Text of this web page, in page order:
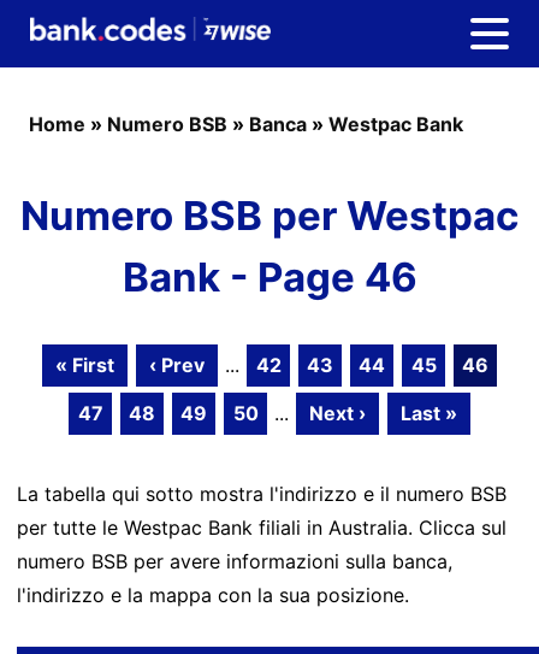
Home » Numero BSB » Banca » Westpac Bank
Numero BSB per Westpac
Bank - Page 46
« First ‹ Prev ... 42 43 44 45
46
47
48 49 50 ... Next › Last »
La tabella qui sotto mostra l'indirizzo e il numero BSB
per tutte le Westpac Bank filiali in Australia. Clicca sul
numero BSB per avere informazioni sulla banca,
l'indirizzo e la mappa con la sua posizione.